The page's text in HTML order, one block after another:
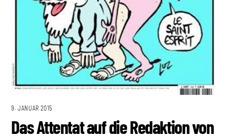
9. JANUAR 2015
Das Attentat auf die Redaktion von